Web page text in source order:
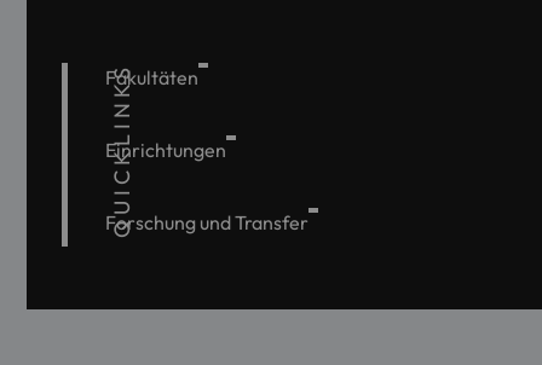
QUICKLINKS
Fakultäten
Einrichtungen
Forschung und Transfer